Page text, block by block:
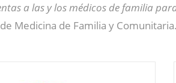
a las y los médicos de familia
Medicina de Familia y Comunitaria.